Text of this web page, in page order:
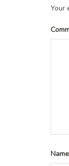
Your
Name